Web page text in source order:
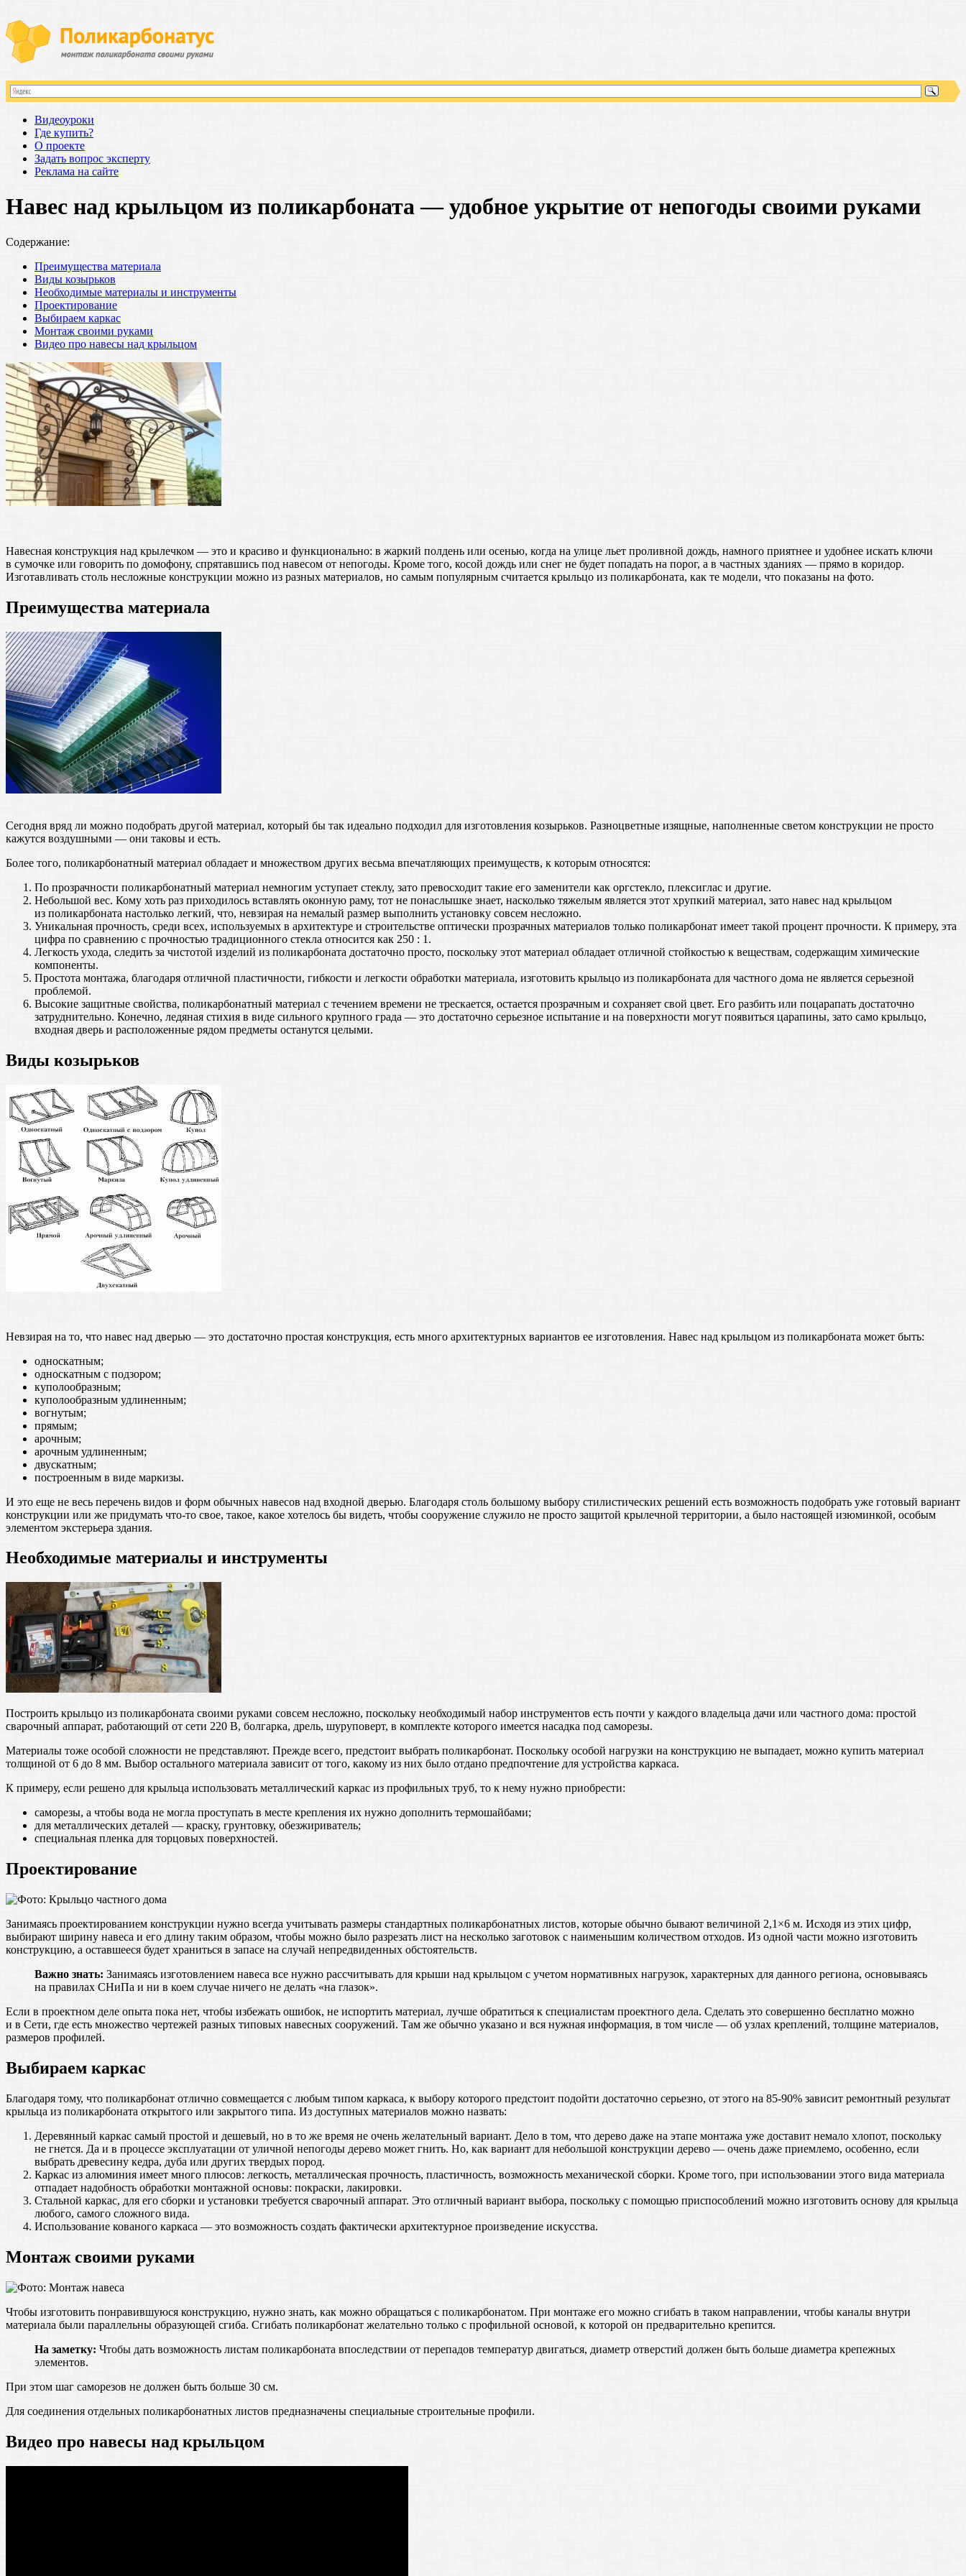
Видеоуроки
Где купить?
О проекте
Задать вопрос эксперту
Реклама на сайте
Навес над крыльцом из поликарбоната — удобное укрытие от непогоды своими руками
Содержание:
Преимущества материала
Виды козырьков
Необходимые материалы и инструменты
Проектирование
Выбираем каркас
Монтаж своими руками
Видео про навесы над крыльцом
Навесная конструкция над крылечком — это и красиво и функционально: в жаркий полдень или осенью, когда на улице льет проливной дождь, намного приятнее и удобнее искать ключи
в сумочке или говорить по домофону, спрятавшись под навесом от непогоды. Кроме того, косой дождь или снег не будет попадать на порог, а в частных зданиях — прямо в коридор.
Изготавливать столь несложные конструкции можно из разных материалов, но самым популярным считается крыльцо из поликарбоната, как те модели, что показаны на фото.
Преимущества материала
Сегодня вряд ли можно подобрать другой материал, который бы так идеально подходил для изготовления козырьков. Разноцветные изящные, наполненные светом конструкции не просто
кажутся воздушными — они таковы и есть.
Более того, поликарбонатный материал обладает и множеством других весьма впечатляющих преимуществ, к которым относятся:
По прозрачности поликарбонатный материал немногим уступает стеклу, зато превосходит такие его заменители как оргстекло, плексиглас и другие.
Небольшой вес. Кому хоть раз приходилось вставлять оконную раму, тот не понаслышке знает, насколько тяжелым является этот хрупкий материал, зато навес над крыльцом
из поликарбоната настолько легкий, что, невзирая на немалый размер выполнить установку совсем несложно.
Уникальная прочность, среди всех, используемых в архитектуре и строительстве оптически прозрачных материалов только поликарбонат имеет такой процент прочности. К примеру, эта
цифра по сравнению с прочностью традиционного стекла относится как 250 : 1.
Легкость ухода, следить за чистотой изделий из поликарбоната достаточно просто, поскольку этот материал обладает отличной стойкостью к веществам, содержащим химические
компоненты.
Простота монтажа, благодаря отличной пластичности, гибкости и легкости обработки материала, изготовить крыльцо из поликарбоната для частного дома не является серьезной
проблемой.
Высокие защитные свойства, поликарбонатный материал с течением времени не трескается, остается прозрачным и сохраняет свой цвет. Его разбить или поцарапать достаточно
затруднительно. Конечно, ледяная стихия в виде сильного крупного града — это достаточно серьезное испытание и на поверхности могут появиться царапины, зато само крыльцо,
входная дверь и расположенные рядом предметы останутся целыми.
Виды козырьков
Невзирая на то, что навес над дверью — это достаточно простая конструкция, есть много архитектурных вариантов ее изготовления. Навес над крыльцом из поликарбоната может быть:
односкатным;
односкатным с подзором;
куполообразным;
куполообразным удлиненным;
вогнутым;
прямым;
арочным;
арочным удлиненным;
двускатным;
построенным в виде маркизы.
И это еще не весь перечень видов и форм обычных навесов над входной дверью. Благодаря столь большому выбору стилистических решений есть возможность подобрать уже готовый вариант
конструкции или же придумать что-то свое, такое, какое хотелось бы видеть, чтобы сооружение служило не просто защитой крылечной территории, а было настоящей изюминкой, особым
элементом экстерьера здания.
Необходимые материалы и инструменты
Построить крыльцо из поликарбоната своими руками совсем несложно, поскольку необходимый набор инструментов есть почти у каждого владельца дачи или частного дома: простой
сварочный аппарат, работающий от сети 220 В, болгарка, дрель, шуруповерт, в комплекте которого имеется насадка под саморезы.
Материалы тоже особой сложности не представляют. Прежде всего, предстоит выбрать поликарбонат. Поскольку особой нагрузки на конструкцию не выпадает, можно купить материал
толщиной от 6 до 8 мм. Выбор остального материала зависит от того, какому из них было отдано предпочтение для устройства каркаса.
К примеру, если решено для крыльца использовать металлический каркас из профильных труб, то к нему нужно приобрести:
саморезы, а чтобы вода не могла проступать в месте крепления их нужно дополнить термошайбами;
для металлических деталей — краску, грунтовку, обезжириватель;
специальная пленка для торцовых поверхностей.
Проектирование
Занимаясь проектированием конструкции нужно всегда учитывать размеры стандартных поликарбонатных листов, которые обычно бывают величиной 2,1×6 м. Исходя из этих цифр,
выбирают ширину навеса и его длину таким образом, чтобы можно было разрезать лист на несколько заготовок с наименьшим количеством отходов. Из одной части можно изготовить
конструкцию, а оставшееся будет храниться в запасе на случай непредвиденных обстоятельств.
Важно знать: Занимаясь изготовлением навеса все нужно рассчитывать для крыши над крыльцом с учетом нормативных нагрузок, характерных для данного региона, основываясь
на правилах СНиПа и ни в коем случае ничего не делать «на глазок».
Если в проектном деле опыта пока нет, чтобы избежать ошибок, не испортить материал, лучше обратиться к специалистам проектного дела. Сделать это совершенно бесплатно можно
и в Сети, где есть множество чертежей разных типовых навесных сооружений. Там же обычно указано и вся нужная информация, в том числе — об узлах креплений, толщине материалов,
размеров профилей.
Выбираем каркас
Благодаря тому, что поликарбонат отлично совмещается с любым типом каркаса, к выбору которого предстоит подойти достаточно серьезно, от этого на 85-90% зависит ремонтный результат
крыльца из поликарбоната открытого или закрытого типа. Из доступных материалов можно назвать:
Деревянный каркас самый простой и дешевый, но в то же время не очень желательный вариант. Дело в том, что дерево даже на этапе монтажа уже доставит немало хлопот, поскольку
не гнется. Да и в процессе эксплуатации от уличной непогоды дерево может гнить. Но, как вариант для небольшой конструкции дерево — очень даже приемлемо, особенно, если
выбрать древесину кедра, дуба или других твердых пород.
Каркас из алюминия имеет много плюсов: легкость, металлическая прочность, пластичность, возможность механической сборки. Кроме того, при использовании этого вида материала
отпадает надобность обработки монтажной основы: покраски, лакировки.
Стальной каркас, для его сборки и установки требуется сварочный аппарат. Это отличный вариант выбора, поскольку с помощью приспособлений можно изготовить основу для крыльца
любого, самого сложного вида.
Использование кованого каркаса — это возможность создать фактически архитектурное произведение искусства.
Монтаж своими руками
Чтобы изготовить понравившуюся конструкцию, нужно знать, как можно обращаться с поликарбонатом. При монтаже его можно сгибать в таком направлении, чтобы каналы внутри
материала были параллельны образующей сгиба. Сгибать поликарбонат желательно только с профильной основой, к которой он предварительно крепится.
На заметку: Чтобы дать возможность листам поликарбоната впоследствии от перепадов температур двигаться, диаметр отверстий должен быть больше диаметра крепежных
элементов.
При этом шаг саморезов не должен быть больше 30 см.
Для соединения отдельных поликарбонатных листов предназначены специальные строительные профили.
Видео про навесы над крыльцом